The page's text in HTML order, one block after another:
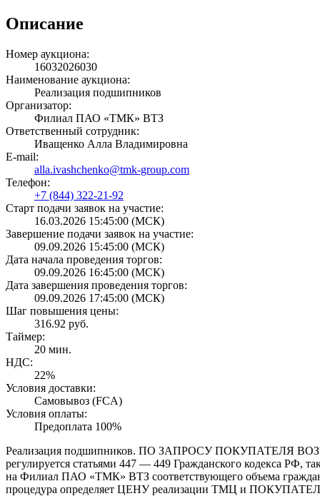
Описание
Номер аукциона:
16032026030
Наименование аукциона:
Реализация подшипников
Организатор:
Филиал ПАО «ТМК» ВТЗ
Ответственный сотрудник:
Иващенко Алла Владимировна
E-mail:
alla.ivashchenko@tmk-group.com
Телефон:
+7 (844) 322-21-92
Старт подачи заявок на участие:
16.03.2026 15:45:00 (МСК)
Завершение подачи заявок на участие:
09.09.2026 15:45:00 (МСК)
Дата начала проведения торгов:
09.09.2026 16:45:00 (МСК)
Дата завершения проведения торгов:
09.09.2026 17:45:00 (МСК)
Шаг повышения цены:
316.92 руб.
Таймер:
20 мин.
НДС:
22%
Условия доставки:
Самовывоз (FCA)
Условия оплаты:
Предоплата 100%
Реализация подшипников. ПО ЗАПРОСУ ПОКУПАТЕЛЯ
регулируется статьями 447 — 449 Гражданского кодекса РФ,
на Филиал ПАО «ТМК» ВТЗ соответствующего объема
процедура определяет ЦЕНУ реализации ТМЦ и